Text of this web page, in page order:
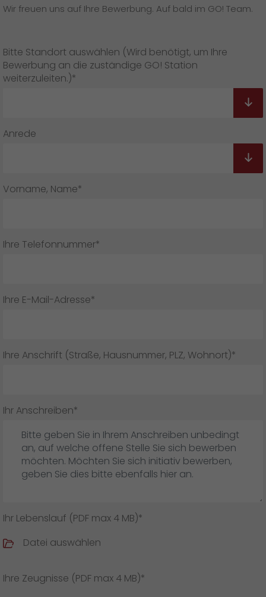
GO! Pressekontakt
Wir freuen uns auf Ihre Bewerbung. Auf bald im GO! Team.
Bitte Standort auswählen (Wird benötigt, um Ihre
Bewerbung an die zuständige GO! Station
weiterzuleiten.)*
Anrede
Vorname, Name*
Ihre Telefonnummer*
Ihre E-Mail-Adresse*
Ihre Anschrift (Straße, Hausnummer, PLZ, Wohnort)*
Ihr Anschreiben*
Ihr Lebenslauf (PDF max 4 MB)*
Datei auswählen
Ihre Zeugnisse (PDF max 4 MB)*